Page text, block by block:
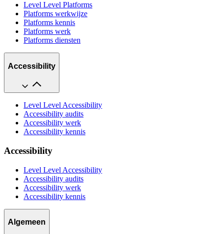
Level Level Platforms
Platforms werkwijze
Platforms kennis
Platforms werk
Platforms diensten
Accessibility
Level Level Accessibility
Accessibility audits
Accessibility werk
Accessibility kennis
Accessibility
Level Level Accessibility
Accessibility audits
Accessibility werk
Accessibility kennis
Algemeen